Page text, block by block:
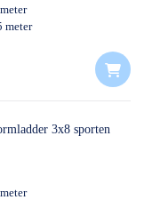
meter
3x8 sporten